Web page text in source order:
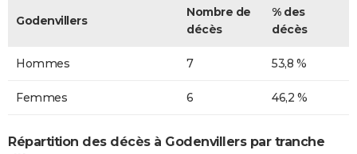
Godenvillers
Nombre de
décès
% des
décès
Hommes 7 53,8 %
Femmes 6 46,2 %
Répartition des décès à Godenvillers par tranche